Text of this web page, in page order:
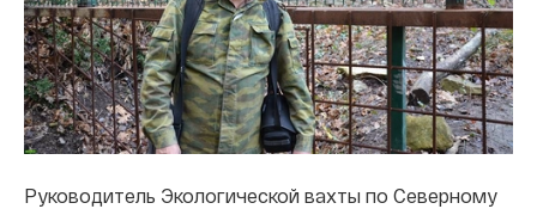
Руководитель Экологической вахты по Северному